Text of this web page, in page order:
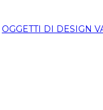
OGGETTI DI DESIGN